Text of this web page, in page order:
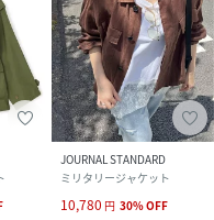
JOURNAL STANDARD
ミリタリージャケット
10,780 円 30%OFF